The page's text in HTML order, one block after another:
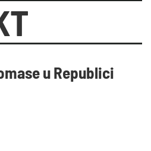
u Republici